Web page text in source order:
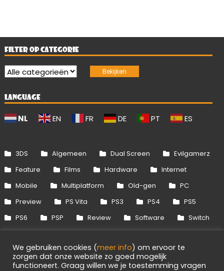
FILTER OP CATEGORIE
LANGUAGE
NL EN FR DE PT ES
3DS Algemeen Dual Screen
Evilgamerz
Feature
Films Hardware
Internet
Mobile
Multiplatform Old-gen
PC
Preview
PS Vita PS3 PS4
PS5
PS6
PSP Review Software
Switch
Xbox 360
Xbox One Xbox Series
We gebruiken cookies (meer info) om ervoor te
zorgen dat onze website zo goed mogelijk
functioneert. Graag willen we je toestemming vragen